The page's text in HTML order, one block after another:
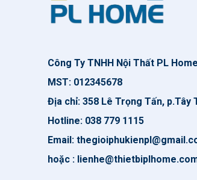
Công Ty TNHH Nội Thất PL Home
MST: 012345678
Địa chỉ: 358 Lê Trọng Tấn, p.Tây
Hotline: 038 779 1115
Email:
hoặc :